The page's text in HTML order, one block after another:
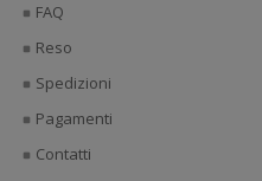
FAQ
Reso
Spedizioni
Pagamenti
Contatti